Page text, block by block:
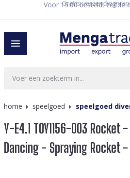
Voor 15:00 besteld, zelfde
home speelgoed speelgoed
Y-E4.1 TOY1156-003
Dancing - Spraying Rocket